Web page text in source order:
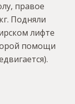
правое
Подняли
лифте
помощи